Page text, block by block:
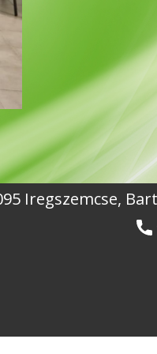
Iregszemcse,